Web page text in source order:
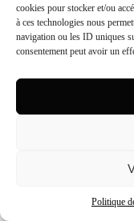
cookies pour stocker et/ou
à ces technologies nous
navigation ou les ID uniques
consentement peut avoir un
Politique